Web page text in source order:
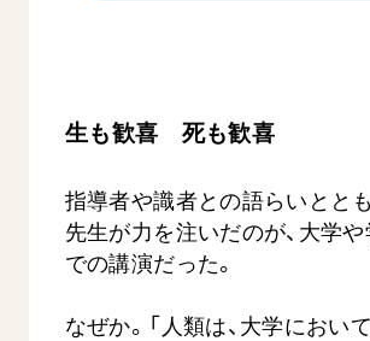
生も歓喜 死も歓喜
指導者や識者との語らいととも
先生が力を注いだのが、大学
での講演だった。
なぜか。「人類は、大学におい